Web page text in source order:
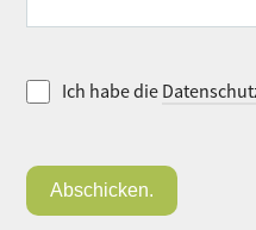
Ich habe die
Abschicken.